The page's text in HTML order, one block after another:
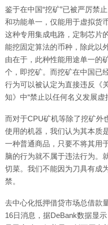
鉴于在中国“挖矿”已被严厉禁
和功能单一，仅能用于虚拟货
这种专用集成电路，定制芯片
能挖固定算法的币种，除此以
由在于，此种性能用途单一的
个，即挖矿。而挖矿在中国已
行为可以被认定为直接违反《
知》中“禁止以任何名义发展虚
而对于CPU矿机等除了挖矿外
使用的机器，我们认为其本质
一种普通商品，只要不将其用
脑的行为就不属于违法行为。
切菜。我们不能因为刀具有成
禁。
去中心化抵押借贷市场总借款
16日消息，据DeBank数据显